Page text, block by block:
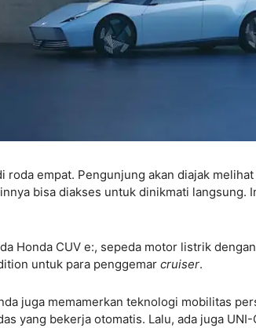
roda empat. Pengunjung akan diajak
bisa diakses untuk dinikmati langsung.
Honda CUV e:, sepeda motor listrik
untuk para penggemar cruiser.
juga memamerkan teknologi mobilitas
yang bekerja otomatis. Lalu, ada juga